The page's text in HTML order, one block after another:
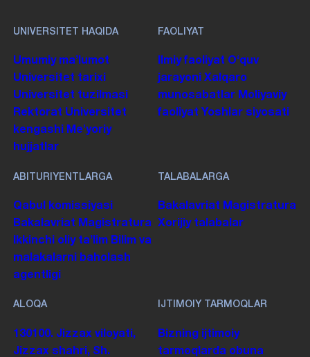
UNIVERSITET HAQIDA
Umumiy maʼlumot
Universitet tarixi
Universitet tuzilmasi
Rektorat Universitet
kengashi
Me'yoriy
hujjatlar
FAOLIYAT
Ilmiy faoliyat Oʻquv
jarayoni
Xalqaro
munosabatlar Moliyaviy
faoliyat Yoshlar siyosati
ABITURIYENTLARGA
Qabul komissiyasi
Bakalavriat Magistratura
Ikkinchi oliy taʼlim Bilim va
malakalarni baholash
agentligi
TALABALARGA
Bakalavriat Magistratura
Xorijiy talabalar
ALOQA
130100. Jizzax viloyati,
Jizzax shahri, Sh.
IJTIMOIY TARMOQLAR
Bizning ijtimoiy
tarmoqlarda obuna